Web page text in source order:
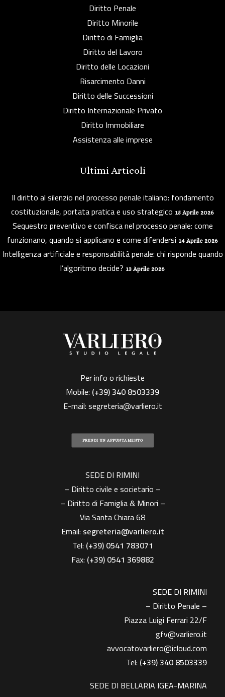
Diritto Penale
Diritto Minorile
Diritto di Famiglia
Diritto del Lavoro
Diritto delle Locazioni
Risarcimento Danni
Diritto delle Successioni
Diritto Internazionale Privato
Diritto Immobiliare
Assistenza alle imprese
Ultimi Articoli
Il diritto al silenzio nel processo penale italiano: fondamento
costituzionale, portata pratica e uso strategico 15 Aprile 2026
Sequestro preventivo e confisca nel processo penale: come
funzionano, quando si applicano e come difendersi 14 Aprile 2026
Intelligenza artificiale e responsabilità penale: chi risponde quando
l’algoritmo decide? 13 Aprile 2026
Per info o richieste
Mobile: (+39)340 8503339
E-mail:segreteria@varliero.it
PRENDI UN APPUNTAMENTO
SEDE DI RIMINI
– Diritto civile e societario –
– Diritto di Famiglia & Minori –
Via Santa Chiara 68
Email: segreteria@varliero.it
Tel: (+39) 0541 783071
Fax: (+39)0541 369882
SEDE DI RIMINI
– Diritto Penale –
Piazza Luigi Ferrari 22/F
gfv@varliero.it
avvocatovarliero@icloud.com
Tel: (+39) 340 8503339
SEDE DI BELLARIA IGEA-MARINA